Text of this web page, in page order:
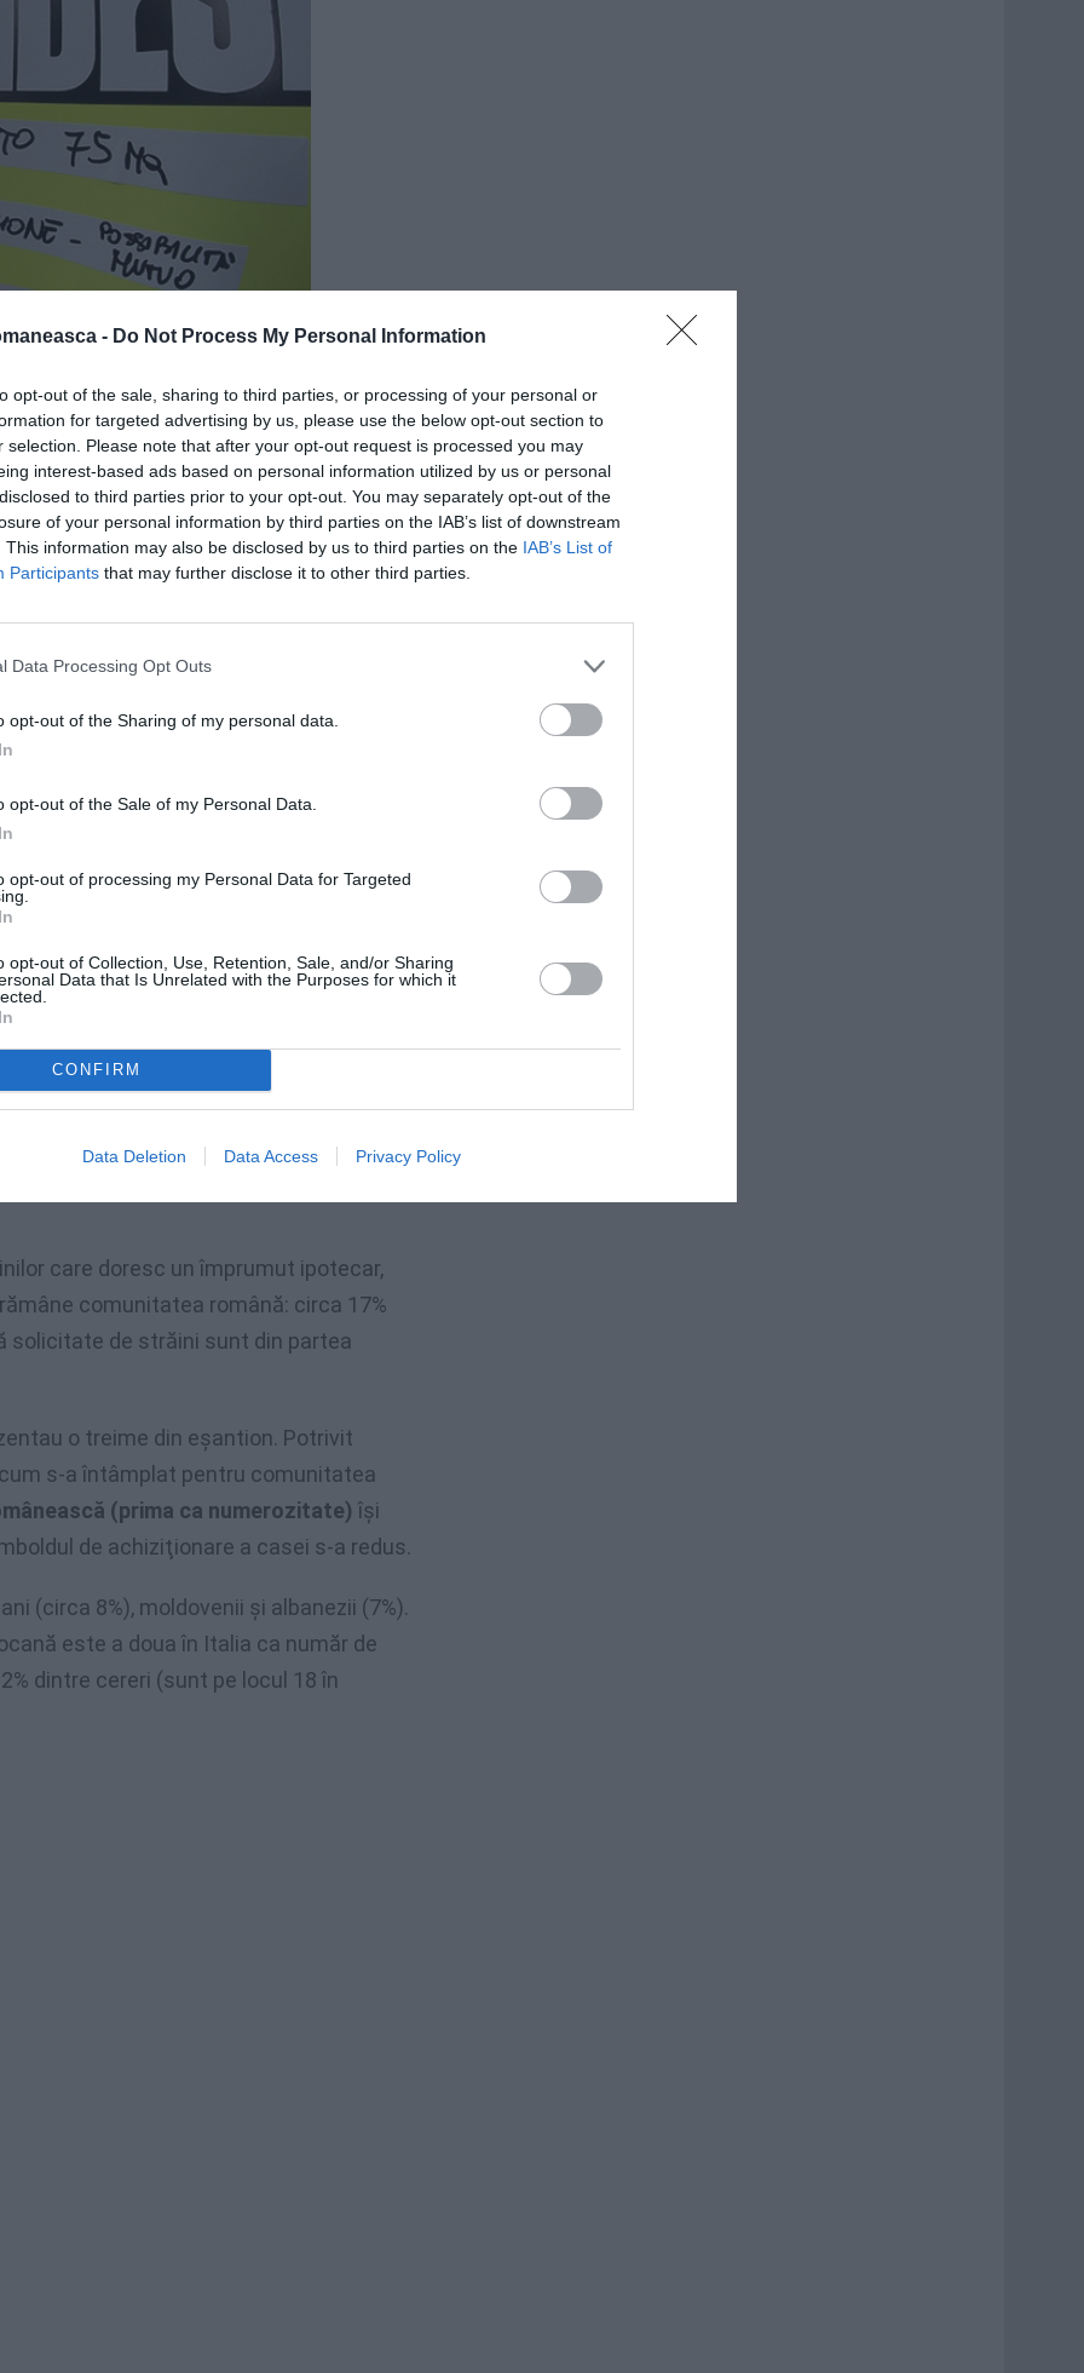
- Do Not Process My Personal Information
opt-out of the sale, sharing to third parties, or processing of your personal or
for targeted advertising by us, please use the below opt-out section to
selection. Please note that after your opt-out request is processed you may
interest-based ads based on personal information utilized by us or personal
to third parties prior to your opt-out. You may separately opt-out of the
of your personal information by third parties on the IAB’s list of downstream
This information may also be disclosed by us to third parties on the IAB’s List of
Participants that may further disclose it to other third parties.
Data Processing Opt Outs
opt-out of the Sharing of my personal data.
opt-out of the Sale of my Personal Data.
opt-out of processing my Personal Data for Targeted
opt-out of Collection, Use, Retention, Sale, and/or Sharing
Data that Is Unrelated with the Purposes for which it
CONFIRM
Data Deletion Data Access Privacy Policy
cetăţenilor străini
finalitatea indicată de 73% din totalul
de 132.000 euro în 2011)şi se doreşte
care se intenţionează să se
la 80%).
mai puţin, însă se are în vedere un
de euro.
italienilor, care, tot în medie, doresc
uşor sub 25 de ani. În ceea ce
solicitate de 62% dintre străinii
italiene ale cererilor de finanţare pentru
– aceste date evidenţiază interesul
mai mică faţă de media naţională
casă se acceptă imobile în zone mai
care doresc un împrumut ipotecar,
comunitatea română: circa 17%
solicitate de străini sunt din partea
o treime din eşantion. Potrivit
s-a întâmplat pentru comunitatea
(prima ca numerozitate) îşi
de achiziţionare a casei s-a redus.
(circa 8%), moldovenii şi albanezii (7%).
este a doua în Italia ca număr de
dintre cereri (sunt pe locul 18 în